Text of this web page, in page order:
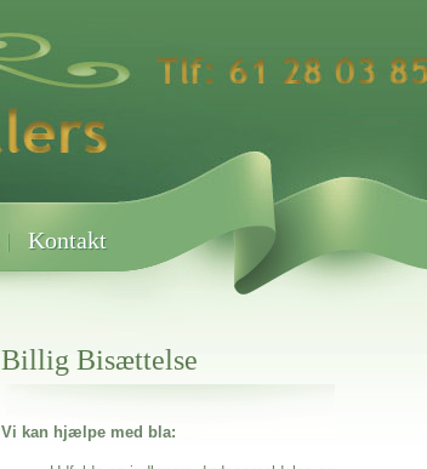
Kontakt
Billig Bisættelse
Vi kan hjælpe med bla: